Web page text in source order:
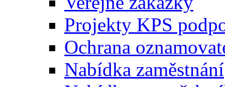
Projekty KPS
Ochrana
Nabídka zaměstnání